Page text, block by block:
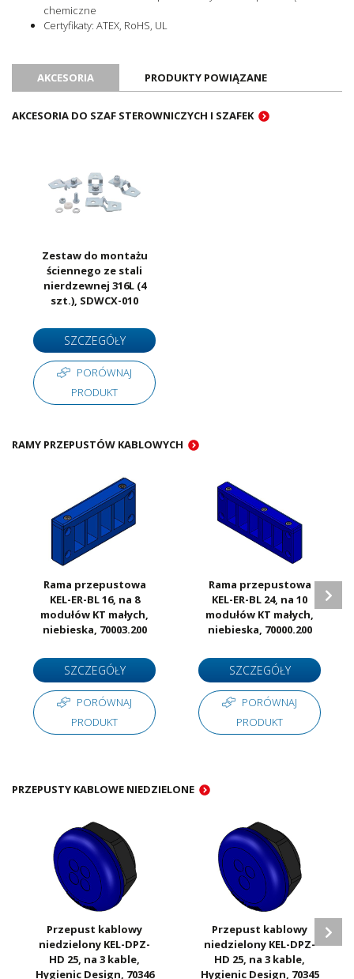
chemiczne
Certyfikaty: ATEX, RoHS, UL
AKCESORIA PRODUKTY POWIĄZANE
AKCESORIA DO SZAF STEROWNICZYCH I SZAFEK
Zestaw do montażu
ściennego ze stali
nierdzewnej 316L (4
szt.), SDWCX-010
SZCZEGÓŁY
PORÓWNAJ
PRODUKT
RAMY PRZEPUSTÓW KABLOWYCH
Rama przepustowa
KEL-ER-BL 16, na 8
modułów KT małych,
niebieska, 70003.200
SZCZEGÓŁY
PORÓWNAJ
PRODUKT
Rama przepustowa
KEL-ER-BL 24, na 10
modułów KT małych,
niebieska, 70000.200
SZCZEGÓŁY
PORÓWNAJ
PRODUKT
PRZEPUSTY KABLOWE NIEDZIELONE
Przepust kablowy
niedzielony KEL-DPZ-
HD 25, na 3 kable,
Hygienic Design, 70346
Przepust kablowy
niedzielony KEL-DPZ-
HD 25, na 3 kable,
Hygienic Design, 70345